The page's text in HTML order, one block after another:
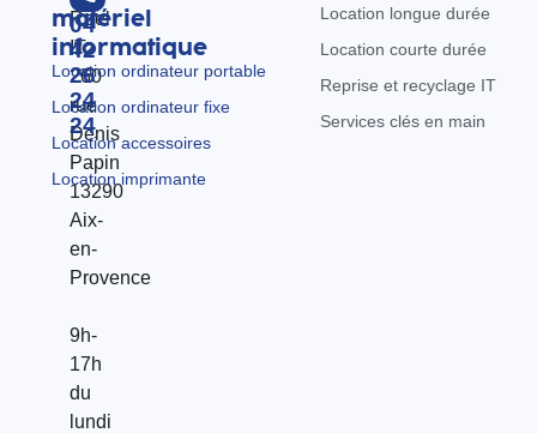
Reel
IT
260
rue
Denis
Papin
13290
Aix-
en-
Provence
9h-
17h
du
lundi
04
42
26
24
24
matériel
informatique
Location ordinateur portable
Location ordinateur fixe
Location accessoires
Location imprimante
Location longue durée
Location courte durée
Reprise et recyclage IT
Services clés en main